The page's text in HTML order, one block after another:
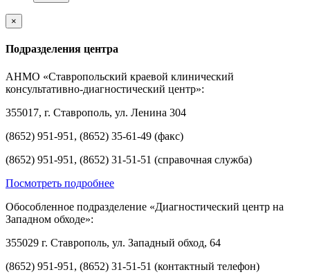
×
Подразделения центра
АНМО «Ставропольский краевой клинический
консультативно-диагностический центр»:
355017, г. Ставрополь, ул. Ленина 304
(8652) 951-951, (8652) 35-61-49 (факс)
(8652) 951-951, (8652) 31-51-51 (справочная служба)
Посмотреть подробнее
Обособленное подразделение «Диагностический центр на
Западном обходе»:
355029 г. Ставрополь, ул. Западный обход, 64
(8652) 951-951, (8652) 31-51-51 (контактный телефон)